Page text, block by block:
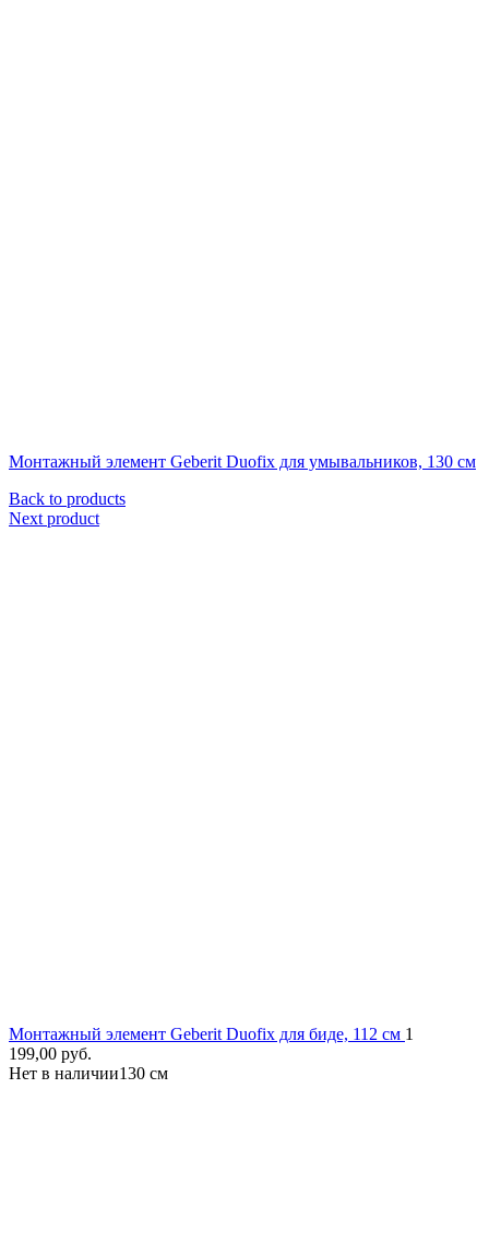
Монтажный элемент Geberit Duofix для умывальников, 130 см
Back to products
Next product
Монтажный элемент Geberit Duofix для биде, 112 см 1
199,00 руб.
Нет в наличии130 см